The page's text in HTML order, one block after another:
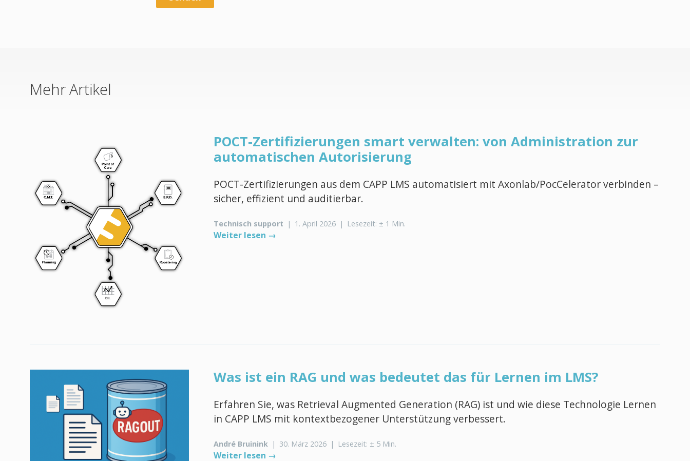
Mehr Artikel
POCT-Zertifizierungen smart verwalten: von Administration zur
automatischen Autorisierung
POCT-Zertifizierungen aus dem CAPP LMS automatisiert mit Axonlab/PocCelerator verbinden –
sicher, effizient und auditierbar.
Technisch support | 1. April 2026 | Lesezeit: ± 1 Min.
Weiter lesen →
Was ist ein RAG und was bedeutet das für Lernen im LMS?
Erfahren Sie, was Retrieval Augmented Generation (RAG) ist und wie diese Technologie Lernen
in CAPP LMS mit kontextbezogener Unterstützung verbessert.
André Bruinink | 30. März 2026 | Lesezeit: ± 5 Min.
Weiter lesen →